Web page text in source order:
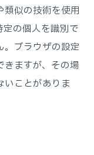
類似の技術を使用
の個人を識別で
。ブラウザの設定
きますが、その場
いことがありま